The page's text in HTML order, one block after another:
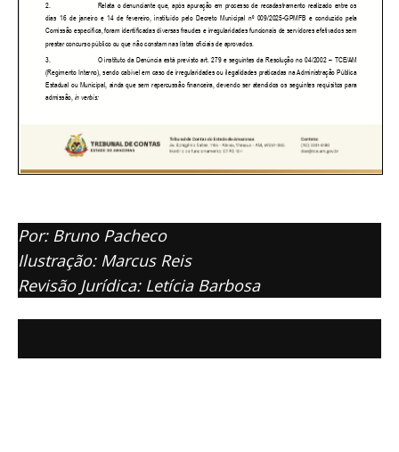
Por: Bruno Pacheco
Ilustração: Marcus Reis
Revisão Jurídica: Letícia Barbosa